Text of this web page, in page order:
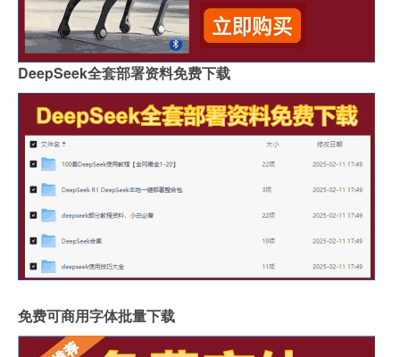
DeepSeek全套部署资料免费下载
免费可商用字体批量下载